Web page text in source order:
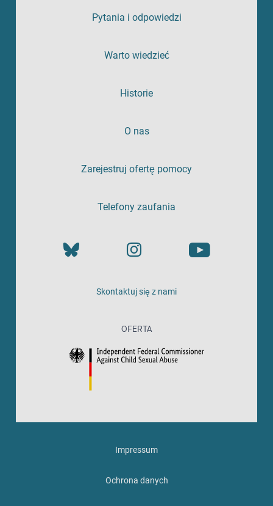
Pytania i odpowiedzi
Warto wiedzieć
Historie
O nas
Zarejestruj ofertę pomocy
Telefony zaufania
Skontaktuj się z nami
OFERTA
Impressum
Ochrona danych